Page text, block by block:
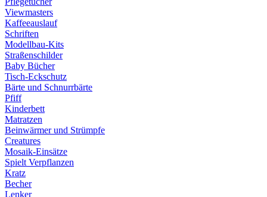
Viewmasters
Kaffeeauslauf
Schriften
Modellbau-Kits
Straßenschilder
Baby Bücher
Tisch-Eckschutz
Bärte und Schnurrbärte
Pfiff
Kinderbett
Matratzen
Beinwärmer und Strümpfe
Creatures
Mosaik-Einsätze
Spielt Verpflanzen
Kratz
Becher
Lenker